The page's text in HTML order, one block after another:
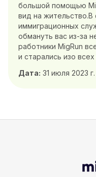
большой помощью
вид на жительство.В
иммиграционных
обмануть вас из-за
работники MigRun
и старались изо
Дата: 31 июля 2023 г.